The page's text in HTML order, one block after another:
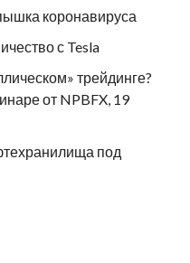
коронавируса
с Tesla
трейдинге?
от NPBFX, 19
под